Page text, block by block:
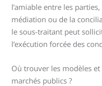
l’amiable entre les
médiation ou de la
le sous-traitant peut
l’exécution forcée des
Où trouver les modèles
marchés publics ?